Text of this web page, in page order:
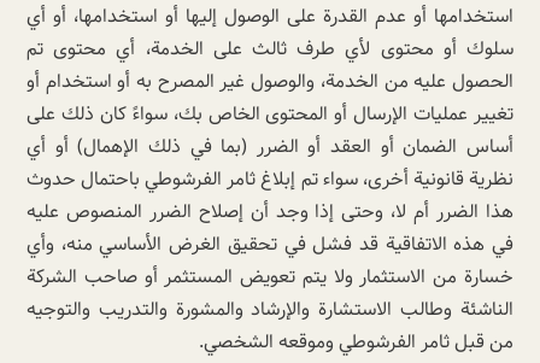
استخدامها أو عدم القدرة على الوصول إليها أو استخدامها، أو أي
سلوك أو محتوى لأي طرف ثالث على الخدمة، أي محتوى تم
الحصول عليه من الخدمة، والوصول غير المصرح به أو استخدام أو
تغيير عمليات الإرسال أو المحتوى الخاص بك، سواءً كان ذلك على
أساس الضمان أو العقد أو الضرر (بما في ذلك الإهمال) أو أي
نظرية قانونية أخرى، سواء تم إبلاغ ثامر الفرشوطي باحتمال حدوث
هذا الضرر أم لا، وحتى إذا وجد أن إصلاح الضرر المنصوص عليه
في هذه الاتفاقية قد فشل في تحقيق الغرض الأساسي منه، وأي
خسارة من الاستثمار ولا يتم تعويض المستثمر أو صاحب الشركة
الناشئة وطالب الاستشارة والإرشاد والمشورة والتدريب والتوجيه
من قبل ثامر الفرشوطي وموقعه الشخصي.